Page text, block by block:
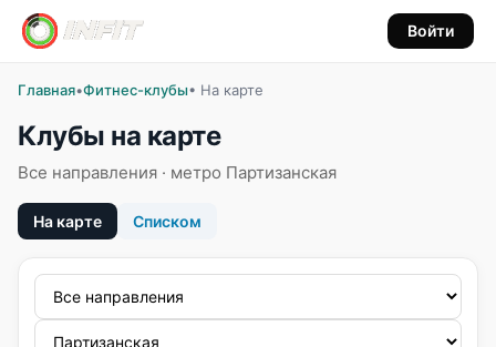
Войти
Главная•Фитнес-клубы• На карте
Клубы на карте
Все направления · метро Партизанская
На карте Списком